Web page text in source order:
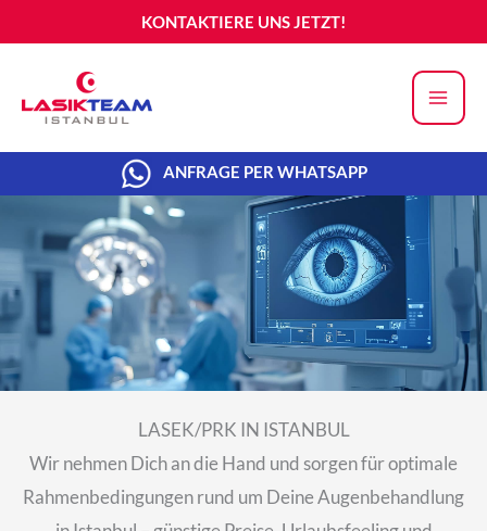
Inhalt
KONTAKTIERE UNS JETZT!
ANFRAGE PER WHATSAPP
LASEK/PRK IN ISTANBUL
Wir nehmen Dich an die Hand und sorgen für optimale
Rahmenbedingungen rund um Deine Augenbehandlung